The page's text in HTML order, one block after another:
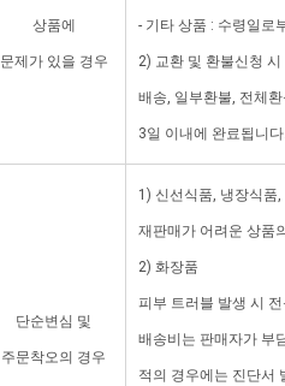
상품에
문제가 있을 경우
- 기타 상품 : 수령일로
2) 교환 및 환불신청
배송, 일부환불, 전체
3일 이내에 완료됩니
단순변심 및
주문착오의 경우
1) 신선식품, 냉장식품
재판매가 어려운 상품
2) 화장품
피부 트러블 발생 시
배송비는 판매자가 부
적의 경우에는 진단서